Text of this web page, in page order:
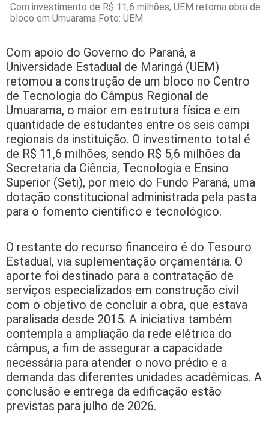
Com investimento de R$ 11,6 milhões, UEM retoma obra de
bloco em Umuarama Foto: UEM
Com apoio do Governo do Paraná, a
Universidade Estadual de Maringá (UEM)
retomou a construção de um bloco no Centro
de Tecnologia do Câmpus Regional de
Umuarama, o maior em estrutura física e em
quantidade de estudantes entre os seis campi
regionais da instituição. O investimento total é
de R$ 11,6 milhões, sendo R$ 5,6 milhões da
Secretaria da Ciência, Tecnologia e Ensino
Superior (Seti), por meio do Fundo Paraná, uma
dotação constitucional administrada pela pasta
para o fomento científico e tecnológico.
O restante do recurso financeiro é do Tesouro
Estadual, via suplementação orçamentária. O
aporte foi destinado para a contratação de
serviços especializados em construção civil
com o objetivo de concluir a obra, que estava
paralisada desde 2015. A iniciativa também
contempla a ampliação da rede elétrica do
câmpus, a fim de assegurar a capacidade
necessária para atender o novo prédio e a
demanda das diferentes unidades acadêmicas. A
conclusão e entrega da edificação estão
previstas para julho de 2026.